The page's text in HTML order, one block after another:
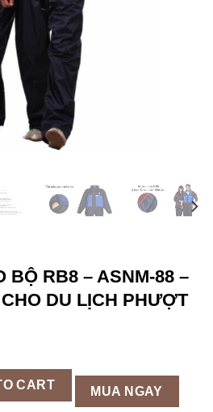
BỘ RB8 – ASNM-88 –
DU LỊCH PHƯỢT
- ASNM-88 - HÀNG CHUYÊN CHO
CART MUA NGAY